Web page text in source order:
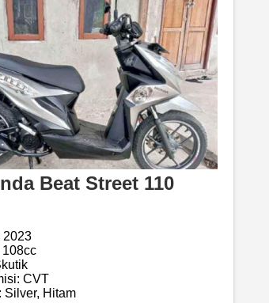
Beat Street 110
2023
108cc
CVT
Silver, Hitam